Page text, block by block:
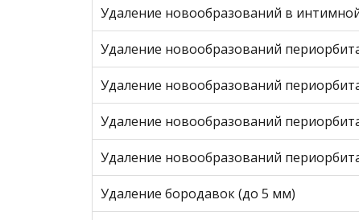
Удаление новообразований в
Удаление новообразований
Удаление новообразований
Удаление новообразований
Удаление новообразований
Удаление бородавок (до 5 мм)